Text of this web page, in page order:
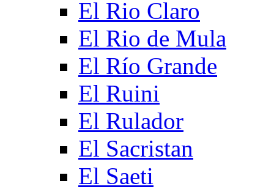
El Rio Claro
El Rio de Mula
El Río Grande
El Ruini
El Rulador
El Sacristan
El Saeti